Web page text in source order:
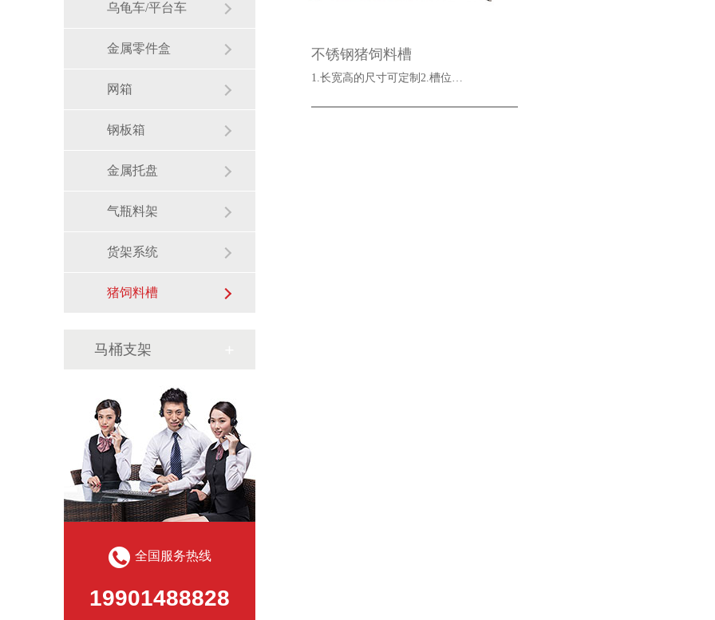
不锈钢猪饲料槽
1.长宽高的尺寸可定制2.槽位…
乌龟车/平台车
金属零件盒
网箱
钢板箱
金属托盘
气瓶料架
货架系统
猪饲料槽
马桶支架
全国服务热线
19901488828